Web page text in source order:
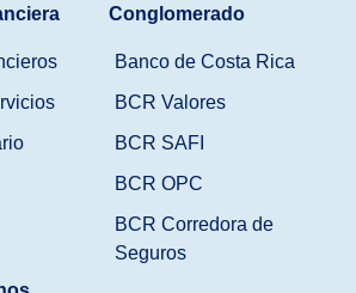
Conglomerado
Banco de Costa Rica
BCR Valores
BCR SAFI
BCR OPC
BCR Corredora de
Seguros